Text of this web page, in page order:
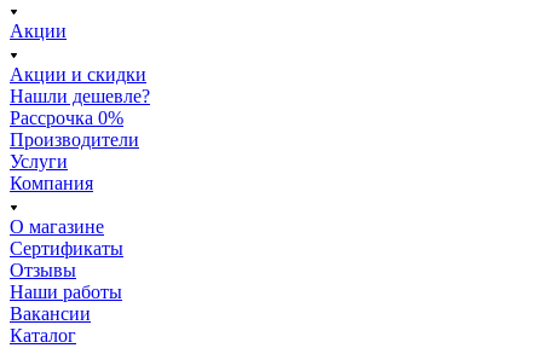
Акции
Акции и скидки
Нашли дешевле?
Рассрочка 0%
Производители
Услуги
Компания
О магазине
Сертификаты
Отзывы
Наши работы
Вакансии
Каталог